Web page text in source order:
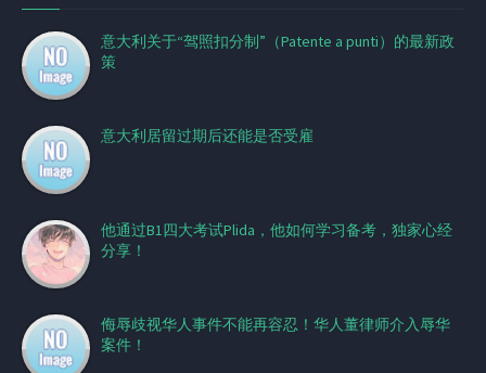
意大利关于“驾照扣分制”（Patente a punti）的最新政
策
意大利居留过期后还能是否受雇
他通过B1四大考试Plida，他如何学习备考，独家心经
分享！
侮辱歧视华人事件不能再容忍！华人董律师介入辱华
案件！